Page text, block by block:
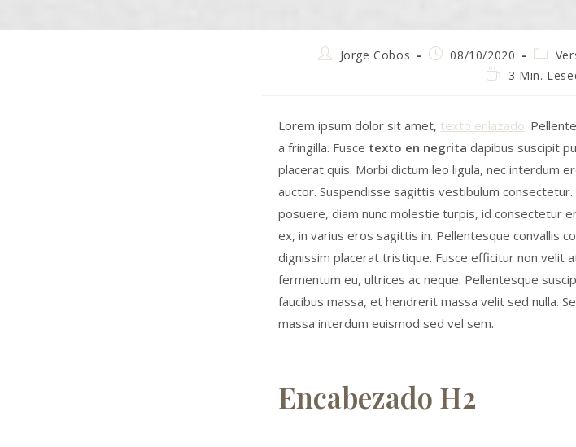
Beitrags-
Jorge Cobos
Beitrag
veröffentlicht:
08/10/2020
Lesedauer:
3 Min.
Lorem ipsum dolor sit amet, texto enlazado.
a fringilla. Fusce texto en negrita dapibus suscipit
placerat quis. Morbi dictum leo ligula, nec interdum
auctor. Suspendisse sagittis vestibulum
posuere, diam nunc molestie turpis, id consectetur
ex, in varius eros sagittis in. Pellentesque convallis
dignissim placerat tristique. Fusce efficitur non velit
fermentum eu, ultrices ac neque. Pellentesque
faucibus massa, et hendrerit massa velit sed nulla.
massa interdum euismod sed vel sem.
Encabezado H2